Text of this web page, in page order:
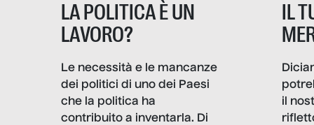
LA POLITICA È UN
LAVORO?
Le necessità e le mancanze
dei politici di uno dei Paesi
che la politica ha
contribuito a inventarla. Di
IL
il